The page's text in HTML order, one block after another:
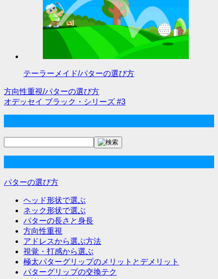
テーラーメイド/パターの選び方
投
稿
ビ
ゲ
ー
方向性重視/パターの選び方
オデッセイ ブラック・シリーズ #3
パターの選び方
ヘッド形状で選ぶ
ネック形状で選ぶ
パターの長さと身長
方向性重視
アドレスから選ぶ方法
視覚・打感から選ぶ
極太パターグリップのメリットとデメリット
パターグリップの交換テク